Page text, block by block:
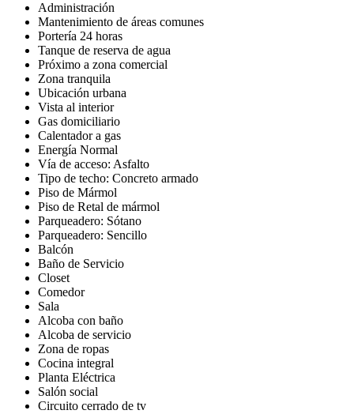
Administración
Mantenimiento de áreas comunes
Portería 24 horas
Tanque de reserva de agua
Próximo a zona comercial
Zona tranquila
Ubicación urbana
Vista al interior
Gas domiciliario
Calentador a gas
Energía Normal
Vía de acceso: Asfalto
Tipo de techo: Concreto armado
Piso de Mármol
Piso de Retal de mármol
Parqueadero: Sótano
Parqueadero: Sencillo
Balcón
Baño de Servicio
Closet
Comedor
Sala
Alcoba con baño
Alcoba de servicio
Zona de ropas
Cocina integral
Planta Eléctrica
Salón social
Circuito cerrado de tv